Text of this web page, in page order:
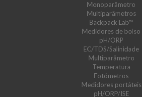
Monoparâmetro
Multiparâmetros
Backpack Lab™
Medidores de bolso
pH/ORP
EC/TDS/Salinidade
Multiparâmetro
Temperatura
Fotómetros
Medidores portáteis
pH/ORP/ISE